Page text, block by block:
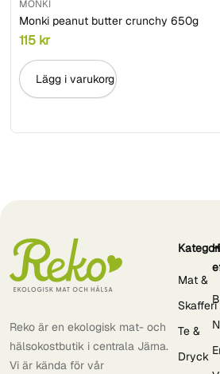
MONKI
Monki peanut butter crunchy 650g
115 kr
Lägg i varukorg
Reko är en ekologisk mat- och
hälsokostbutik i centrala Järna.
Vi är kända för vår
Mat &
Skafferi
Te &
Dryck